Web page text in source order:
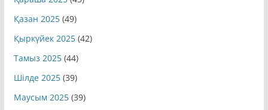
Қазан 2025(49)
Қыркүйек 2025(42)
Тамыз 2025(44)
Шілде 2025(39)
Маусым 2025(39)